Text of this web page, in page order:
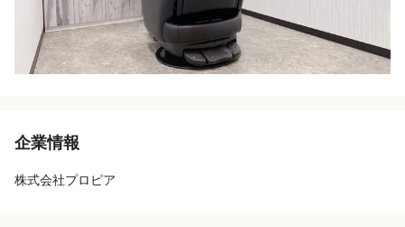
企業情報
株式会社プロピア